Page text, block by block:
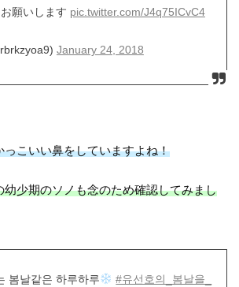
願いします pic.twitter.com/J4q75ICvC4
January 24, 2018
っこいい鼻をしていますよね！
幼少期のソノも念のため確認してみまし
봄날같은 하루하루
#유선호의_봄날을_